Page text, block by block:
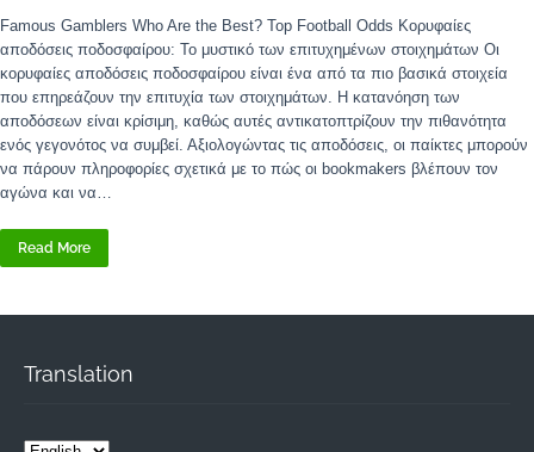
Famous Gamblers Who Are the Best? Top Football Odds Κορυφαίες
αποδόσεις ποδοσφαίρου: Το μυστικό των επιτυχημένων στοιχημάτων Οι
κορυφαίες αποδόσεις ποδοσφαίρου είναι ένα από τα πιο βασικά στοιχεία
που επηρεάζουν την επιτυχία των στοιχημάτων. Η κατανόηση των
αποδόσεων είναι κρίσιμη, καθώς αυτές αντικατοπτρίζουν την πιθανότητα
ενός γεγονότος να συμβεί. Αξιολογώντας τις αποδόσεις, οι παίκτες μπορούν
να πάρουν πληροφορίες σχετικά με το πώς οι bookmakers βλέπουν τον
αγώνα και να…
Read More
Translation